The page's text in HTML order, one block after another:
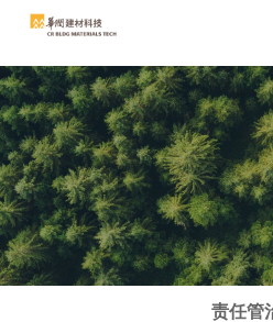
责任管